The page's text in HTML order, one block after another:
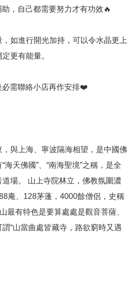
，自己都需要努力才有功效🔥
如進行開光加持，可以令水晶更上
更有能量。
需聯絡小店再作安排❤️
與上海、寧波隔海相望，是中國佛
海天佛國”、“南海聖境”之稱，是全
場。 山上寺院林立，佛教氛圍濃
庵、128茅蓬，4000餘僧侶，史稱
最有特色是要算處處是觀音菩薩、
“山當曲處皆藏寺，路欲窮時又遇